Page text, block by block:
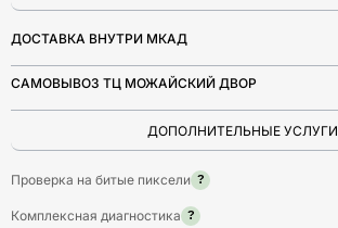
ДОСТАВКА ВНУТРИ МКАД
САМОВЫВОЗ ТЦ МОЖАЙСКИЙ ДВОР
ДОПОЛНИТЕЛЬНЫЕ УСЛУГИ
Проверка на битые пиксели ?
Комплексная диагностика ?